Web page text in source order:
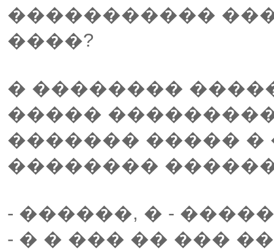
�����������
����?
� ��������
�����
������� ����� �
��������
- ������, � -
- � � ��� �� ���